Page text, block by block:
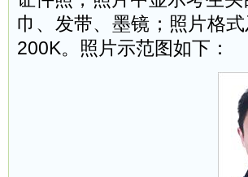
巾、发带、墨镜；照片格
200K。照片示范图如下：